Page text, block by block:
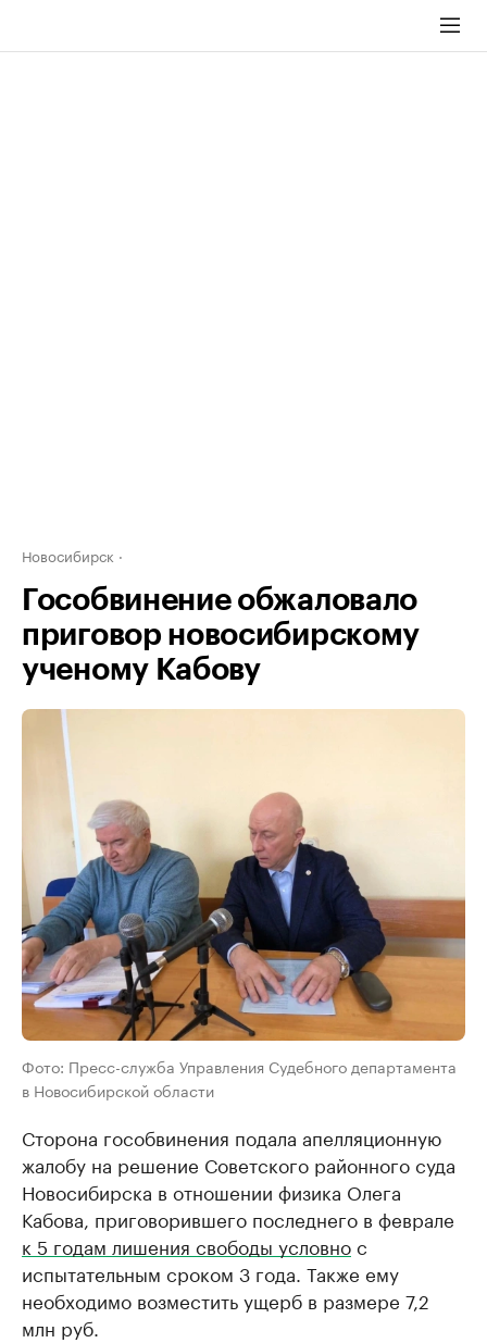
Новосибирск
Гособвинение обжаловало
приговор новосибирскому
ученому Кабову
Фото: Пресс-служба Управления Судебного департамента
в Новосибирской области
Сторона гособвинения подала апелляционную
жалобу на решение Советского районного суда
Новосибирска в отношении физика Олега
Кабова, приговорившего последнего в феврале
к 5 годам лишения свободы условнос
испытательным сроком 3 года. Также ему
необходимо возместить ущерб в размере 7,2
млн руб.